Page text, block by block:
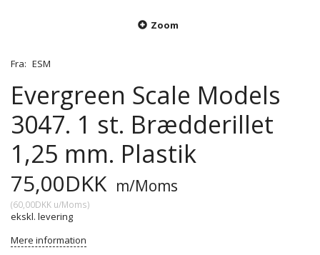
Zoom
Fra: ESM
Evergreen Scale Models
3047. 1 st. Brædderillet
1,25 mm. Plastik
75,00DKK m/Moms
(60,00DKK u/Moms)
ekskl. levering
Mere information